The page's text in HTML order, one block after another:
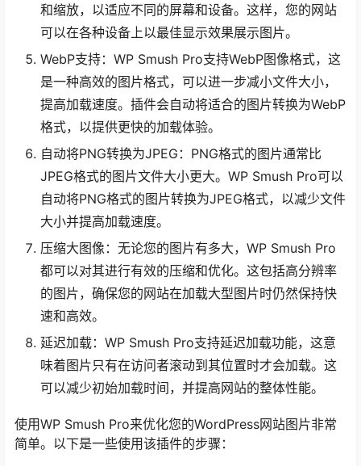
和缩放，以适应不同的屏幕和设备。这样，您的网站
可以在各种设备上以最佳显示效果展示图片。
WebP支持：WP Smush Pro支持WebP图像格式，这
是一种高效的图片格式，可以进一步减小文件大小，
提高加载速度。插件会自动将适合的图片转换为WebP
格式，以提供更快的加载体验。
自动将PNG转换为JPEG：PNG格式的图片通常比
JPEG格式的图片文件大小更大。WP Smush Pro可以
自动将PNG格式的图片转换为JPEG格式，以减少文件
大小并提高加载速度。
压缩大图像：无论您的图片有多大，WP Smush Pro
都可以对其进行有效的压缩和优化。这包括高分辨率
的图片，确保您的网站在加载大型图片时仍然保持快
速和高效。
延迟加载：WP Smush Pro支持延迟加载功能，这意
味着图片只有在访问者滚动到其位置时才会加载。这
可以减少初始加载时间，并提高网站的整体性能。
使用WP Smush Pro来优化您的WordPress网站图片非常
简单。以下是一些使用该插件的步骤：